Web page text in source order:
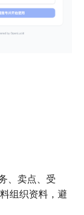
、卖点、受
组织资料，避